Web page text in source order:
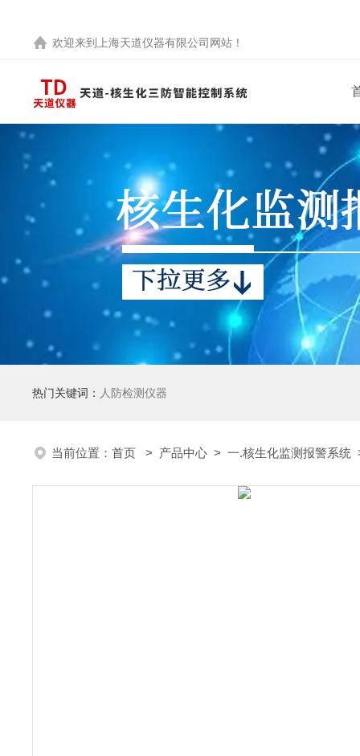
欢迎来到 上海天道仪器有限公司 网站！
热门关键词： 人防检测仪器
当前位置： 首页 > 产品中心 > 一.核生化监测报警系统